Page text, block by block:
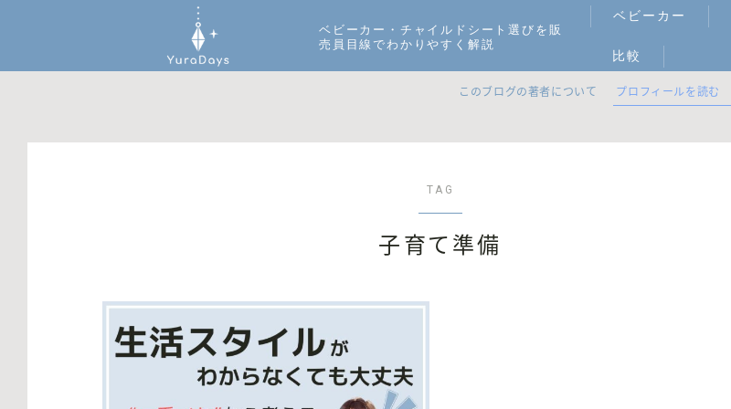
ベビーカー・チャイルドシート選びを販
売員目線でわかりやすく解説
ベビーカー
比較
このブログの著者について プロフィールを読む
TAG
子育て準備